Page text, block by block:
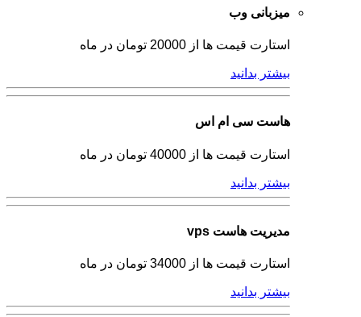
میزبانی وب
استارت قیمت ها از 20000 تومان در ماه
بیشتر بدانید
هاست سی ام اس
استارت قیمت ها از 40000 تومان در ماه
بیشتر بدانید
مدیریت هاست vps
استارت قیمت ها از 34000 تومان در ماه
بیشتر بدانید